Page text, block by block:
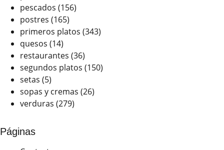
pescados (156)
postres (165)
primeros platos (343)
quesos (14)
restaurantes (36)
segundos platos (150)
setas (5)
sopas y cremas (26)
verduras (279)
Páginas